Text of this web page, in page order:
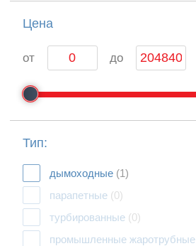
Цeна
от до
Тип:
дымоходные (1)
парапетные (0)
турбированные (0)
промышленные жаротрубные